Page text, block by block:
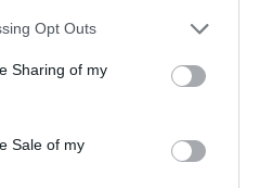
app uses one or more Google
behaviour. You may click to
and its third-party tags to
purposes in below Google
Opt Outs
Sharing of my
Sale of my